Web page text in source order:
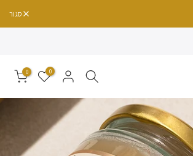
סגור
0
0